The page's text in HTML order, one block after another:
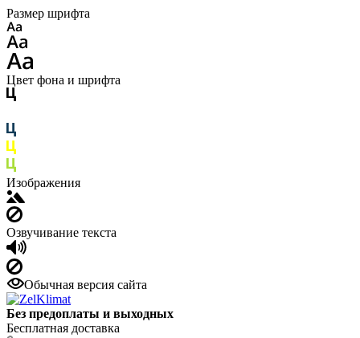
Размер шрифта
Цвет фона и шрифта
Изображения
Озвучивание текста
Обычная версия сайта
Без предоплаты и выходных
Бесплатная доставка